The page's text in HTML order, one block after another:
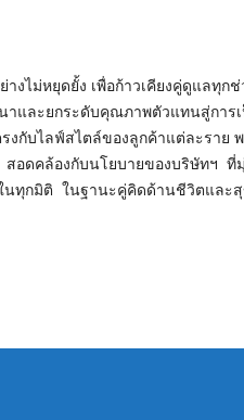
ไม่หยุดยั้ง เพื่อก้าวเคียงคู่ดูแลทุก
และยกระดับคุณภาพตัวแทนสู่การ
กับไลฟ์สไตล์ของลูกค้าแต่ละราย
ดคล้องกับนโยบายของบริษัทฯ ที่
นทุกมิติ ในฐานะคู่คิดด้านชีวิตและ